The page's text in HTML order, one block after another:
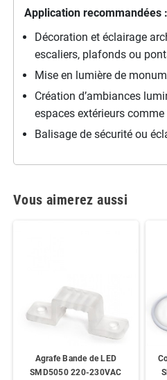
Application recommandées :
Décoration et éclairage
escaliers, plafonds ou
Mise en lumière de
Création d’ambiances
espaces extérieurs comme
Balisage de sécurité ou
Vous aimerez aussi
Agrafe Bande de LED
SMD5050 220-230VAC